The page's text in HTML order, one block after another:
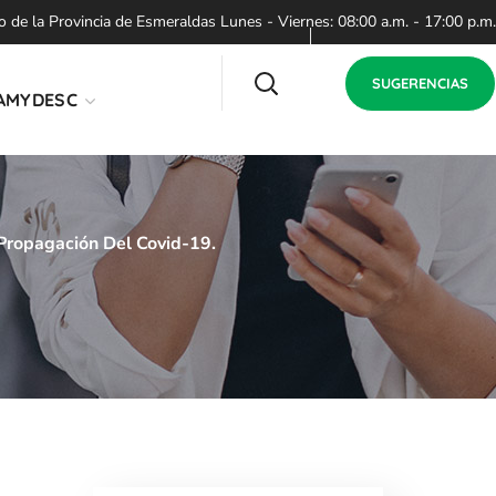
la Provincia de Esmeraldas Lunes - Viernes: 08:00 a.m. - 17:00 p.m.
SUGERENCIAS
Del Covid-19.